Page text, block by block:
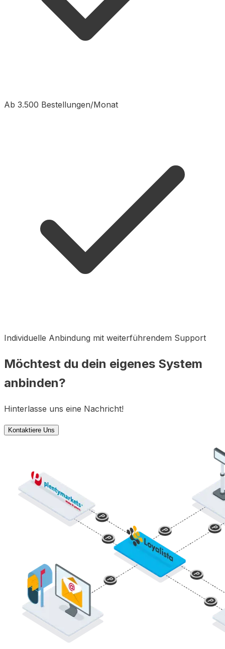
Ab 3.500 Bestellungen/Monat
Individuelle Anbindung mit weiterführendem Support
Möchtest du dein eigenes System
anbinden?
Hinterlasse uns eine Nachricht!
Kontaktiere Uns